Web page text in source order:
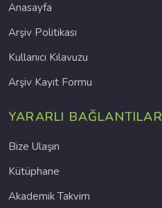
Anasayfa
Arşiv Politikası
Kullanıcı Kılavuzu
Arşiv Kayıt Formu
YARARLI BAĞLANTILAR
Bize Ulaşın
Kütüphane
Akademik Takvim